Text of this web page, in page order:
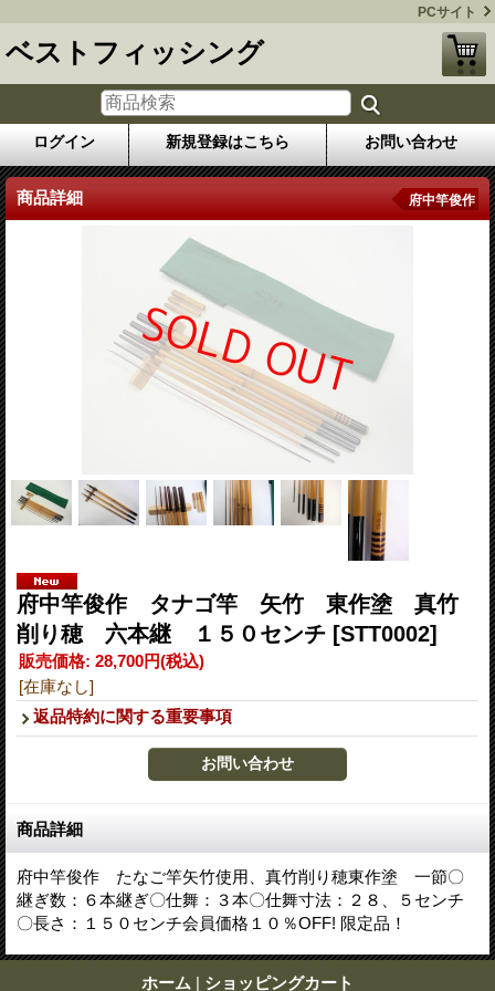
PCサイト
ベストフィッシング
ログイン 新規登録はこちら お問い合わせ
商品詳細 府中竿俊作
府中竿俊作 タナゴ竿 矢竹 東作塗 真竹
削り穂 六本継 １５０センチ [STT0002]
販売価格: 28,700円(税込)
[在庫なし]
返品特約に関する重要事項
商品詳細
府中竿俊作 たなご竿矢竹使用、真竹削り穂東作塗 一節〇
継ぎ数：６本継ぎ〇仕舞：３本〇仕舞寸法：２８、５センチ
〇長さ：１５０センチ会員価格１０％OFF! 限定品！
ホーム | ショッピングカート